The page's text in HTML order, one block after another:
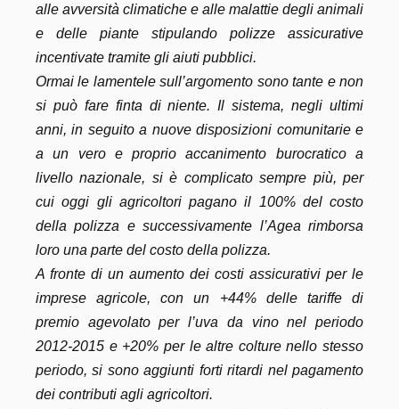
alle avversità climatiche e alle malattie degli animali
e delle piante stipulando polizze assicurative
incentivate tramite gli aiuti pubblici.
Ormai le lamentele sull’argomento sono tante e non
si può fare finta di niente. Il sistema, negli ultimi
anni, in seguito a nuove disposizioni comunitarie e
a un vero e proprio accanimento burocratico a
livello nazionale, si è complicato sempre più, per
cui oggi gli agricoltori pagano il 100% del costo
della polizza e successivamente l’Agea rimborsa
loro una parte del costo della polizza.
A fronte di un aumento dei costi assicurativi per le
imprese agricole, con un +44% delle tariffe di
premio agevolato per l’uva da vino nel periodo
2012-2015 e +20% per le altre colture nello stesso
periodo, si sono aggiunti forti ritardi nel pagamento
dei contributi agli agricoltori.